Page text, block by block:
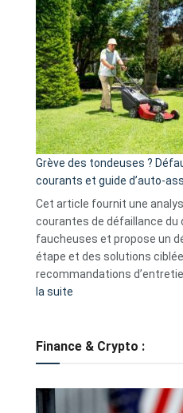
de
?
5
de
la
Grève des tondeuses ?
courants et guide d’auto-
Cet article fournit une
courantes de défaillance du
faucheuses et propose un
étape et des solutions
recommandations
la suite
tondeuses
Finance & Crypto :